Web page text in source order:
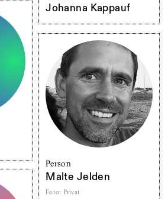
Johanna Kappauf
Person
Malte Jelden
Foto: Privat